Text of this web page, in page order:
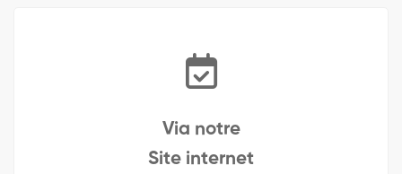
Via notre
Site internet